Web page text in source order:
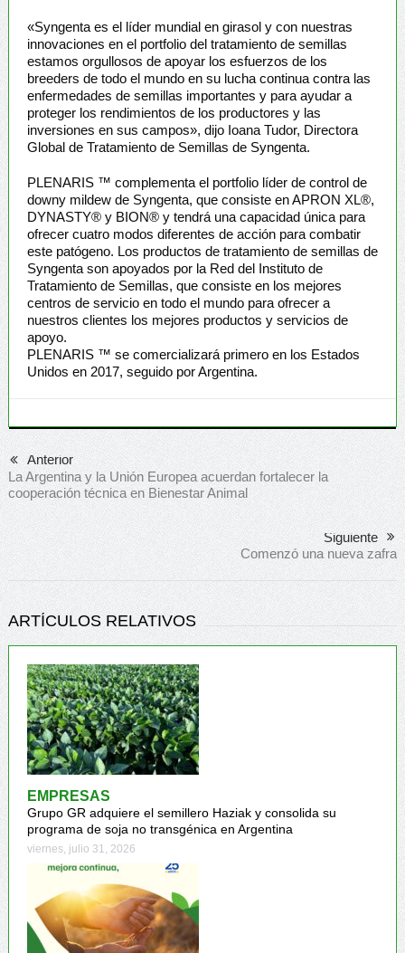
«Syngenta es el líder mundial en girasol y con nuestras
innovaciones en el portfolio del tratamiento de semillas
estamos orgullosos de apoyar los esfuerzos de los
breeders de todo el mundo en su lucha continua contra las
enfermedades de semillas importantes y para ayudar a
proteger los rendimientos de los productores y las
inversiones en sus campos», dijo Ioana Tudor, Directora
Global de Tratamiento de Semillas de Syngenta.
PLENARIS ™ complementa el portfolio líder de control de
downy mildew de Syngenta, que consiste en APRON XL®,
DYNASTY® y BION® y tendrá una capacidad única para
ofrecer cuatro modos diferentes de acción para combatir
este patógeno. Los productos de tratamiento de semillas de
Syngenta son apoyados por la Red del Instituto de
Tratamiento de Semillas, que consiste en los mejores
centros de servicio en todo el mundo para ofrecer a
nuestros clientes los mejores productos y servicios de
apoyo.
PLENARIS ™ se comercializará primero en los Estados
Unidos en 2017, seguido por Argentina.
Anterior
La Argentina y la Unión Europea acuerdan fortalecer la
cooperación técnica en Bienestar Animal
Siguiente
Comenzó una nueva zafra
ARTÍCULOS RELATIVOS
EMPRESAS
Grupo GR adquiere el semillero Haziak y consolida su
programa de soja no transgénica en Argentina
viernes, julio 31, 2026